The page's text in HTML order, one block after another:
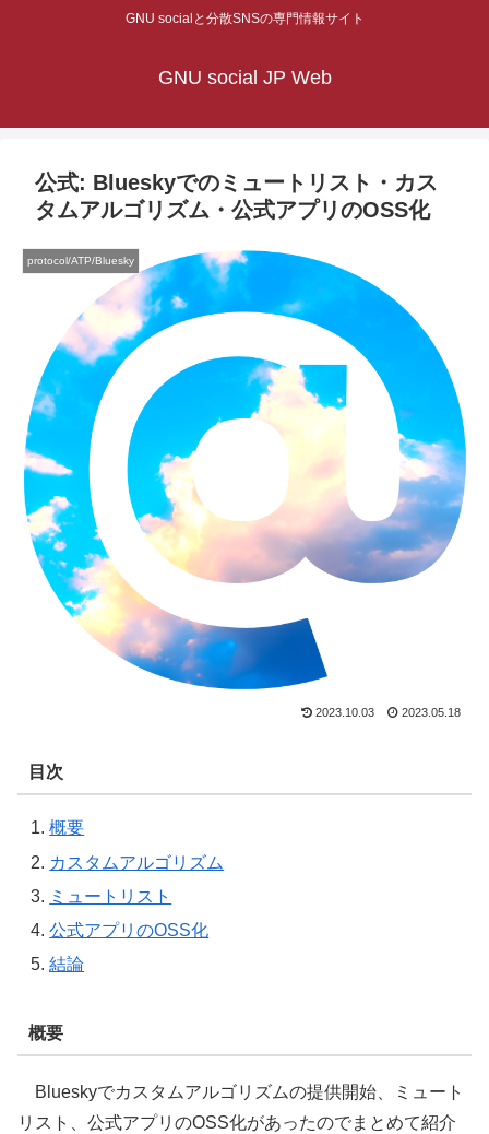
GNU socialと分散SNSの専門情報サイト
GNU social JP Web
公式: Blueskyでのミュートリスト・カス
タムアルゴリズム・公式アプリのOSS化
protocol/ATP/Bluesky
2023.10.03 2023.05.18
目次
概要
カスタムアルゴリズム
ミュートリスト
公式アプリのOSS化
結論
概要
Blueskyでカスタムアルゴリズムの提供開始、ミュート
リスト、公式アプリのOSS化があったのでまとめて紹介